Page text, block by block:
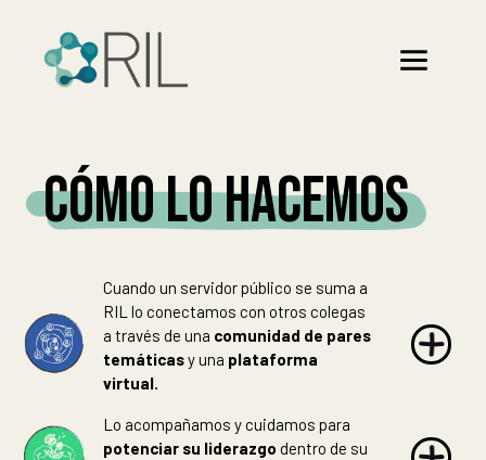
CÓMO LO HACEMOS
Cuando un servidor público se suma a
RIL lo conectamos con otros colegas
a través de una comunidad de pares
temáticasy una plataforma
virtual.
Lo acompañamos y cuidamos para
potenciar su liderazgo dentro de su